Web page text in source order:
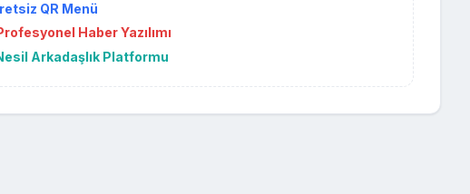
QR Menü
Haber Yazılımı
Arkadaşlık Platformu